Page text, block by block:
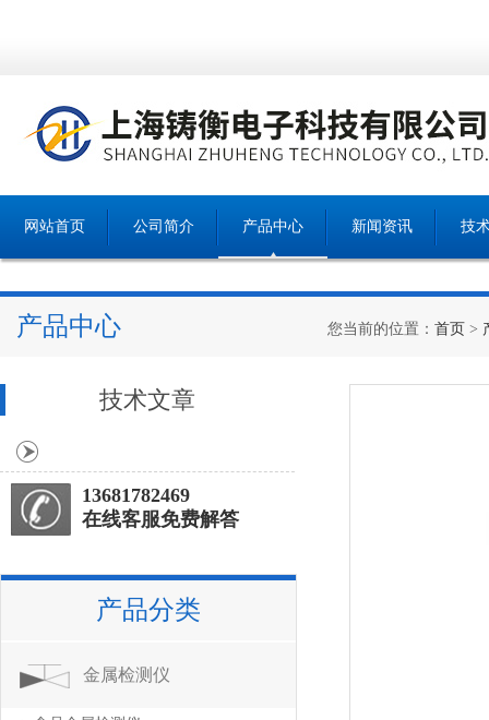
网站首页 公司简介 产品中心 新闻资讯 技
产品中心 您当前的位置： 首页 >
技术文章
13681782469
在线客服免费解答
产品分类
金属检测仪